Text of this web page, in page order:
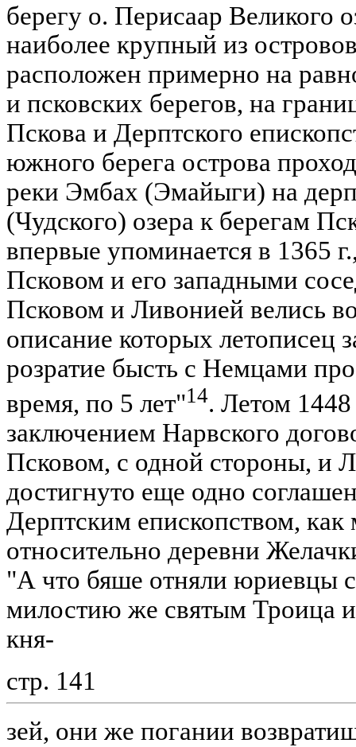
берегу о. Перисаар Великого
наиболее крупный из
расположен примерно на
и псковских берегов, на
Пскова и Дерптского
южного берега острова
реки Эмбах (Эмайыги) на
(Чудского) озера к берегам
впервые упоминается в 1365
Псковом и его западными
Псковом и Ливонией велись
описание которых летописец
розратие бысть с Немцами
время, по 5 лет"14. Летом
заключением Нарвского
Псковом, с одной стороны, и
достигнуто еще одно
Дерптским епископством, как
относительно деревни
"А что бяше отняли юриевцы
милостию же святым Троица
кня-
стр. 141
зей, они же погании